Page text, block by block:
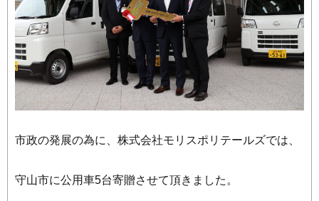
市政の発展の為に、株式会社モリスポリテールズでは、
守山市に公用車5台寄贈させて頂きました。